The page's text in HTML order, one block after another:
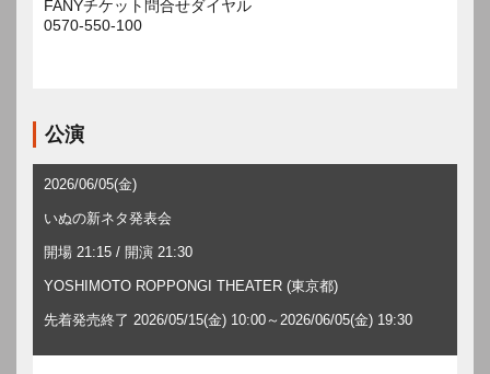
FANYチケット問合せダイヤル
0570-550-100
公演
2026/06/05(金)
いぬの新ネタ発表会
開場 21:15 / 開演 21:30
YOSHIMOTO ROPPONGI THEATER (東京都)
先着発売終了 2026/05/15(金) 10:00～2026/06/05(金) 19:30